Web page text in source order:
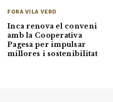
FORA VILA VERD
Inca renova el conveni
amb la Cooperativa
Pagesa per impulsar
millores i sostenibilitat